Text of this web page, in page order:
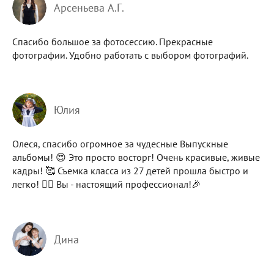
Арсеньева А.Г.
Спасибо большое за фотосессию. Прекрасные
фотографии. Удобно работать с выбором фотографий.
Юлия
Олеся, спасибо огромное за чудесные Выпускные
альбомы! 😍 Это просто восторг! Очень красивые, живые
кадры! 🥰 Съемка класса из 27 детей прошла быстро и
легко! 👍🏻 Вы - настоящий профессионал!🎉
Дина